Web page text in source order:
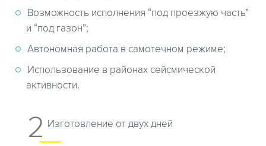
Возможность исполнения “под проезжую часть”
и “под газон”;
Автономная работа в самотечном режиме;
Использование в районах сейсмической
активности.
2 Изготовление от двух дней